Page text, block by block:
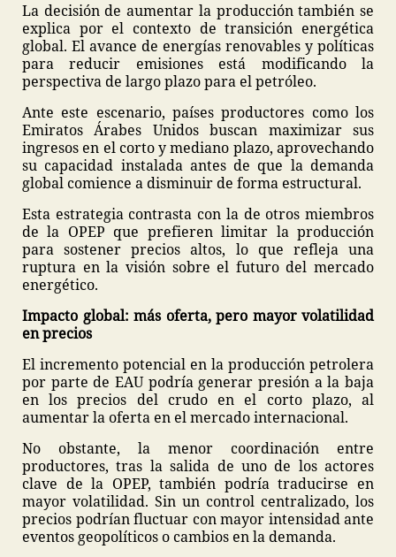
La decisión de aumentar la producción también se
explica por el contexto de transición energética
global. El avance de energías renovables y políticas
para reducir emisiones está modificando la
perspectiva de largo plazo para el petróleo.
Ante este escenario, países productores como los
Emiratos Árabes Unidos buscan maximizar sus
ingresos en el corto y mediano plazo, aprovechando
su capacidad instalada antes de que la demanda
global comience a disminuir de forma estructural.
Esta estrategia contrasta con la de otros miembros
de la OPEP que prefieren limitar la producción
para sostener precios altos, lo que refleja una
ruptura en la visión sobre el futuro del mercado
energético.
Impacto global: más oferta, pero mayor volatilidad
en precios
El incremento potencial en la producción petrolera
por parte de EAU podría generar presión a la baja
en los precios del crudo en el corto plazo, al
aumentar la oferta en el mercado internacional.
No obstante, la menor coordinación entre
productores, tras la salida de uno de los actores
clave de la OPEP, también podría traducirse en
mayor volatilidad. Sin un control centralizado, los
precios podrían fluctuar con mayor intensidad ante
eventos geopolíticos o cambios en la demanda.